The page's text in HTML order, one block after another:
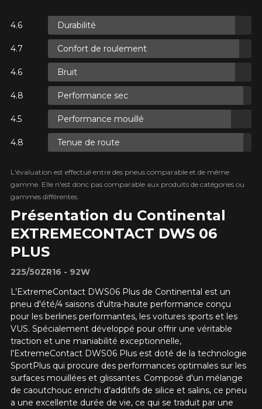
Présentation du Continental
EXTREME​CONTACT DWS 06
PLUS
225/50ZR16 - 92W
L’ExtremeContact DWS06 Plus de Continental est un
pneu d'été/4 saisons d'ultra-haute performance conçu
pour les berlines performantes, les voitures sports et les
VUS. Spécialement développé pour offrir une véritable
traction et une maniabilité exceptionnelle,
l'ExtremeContact DWS06 Plus est doté de la technologie
SportPlus qui procure des performances optimales sur les
surfaces mouillées et glissantes. Composé d'un mélange
de caoutchouc enrichi d'additifs de silice et salins, ce pneu
a une excellente durée de vie, ce qui se traduit par une
Durabilité
Confort de roulement
Bruit
Performance sec
Performance mouillé
Tenue de route
L'évaluation est effectué entre des pneus comparable et de même
gamme. Elle n'est donc pas comparable aux produits de catégories ou
gammes différentes.